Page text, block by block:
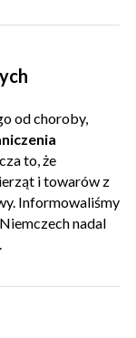
od choroby,
to, że
i towarów z
Informowaliśmy
nadal